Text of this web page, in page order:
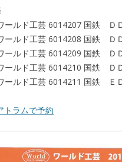
ールド工芸 6014207 国鉄
ールド工芸 6014208 国鉄
ールド工芸 6014209 国鉄
ールド工芸 6014210 国鉄
ールド工芸 6014211 国鉄
トラムで予約